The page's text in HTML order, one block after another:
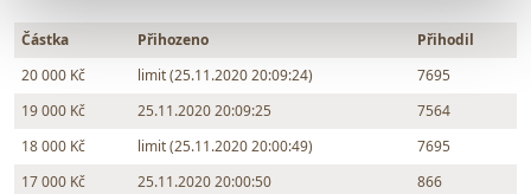
Částka Přihozeno
Přihodil
20 000 Kč
limit (25.11.2020 20:09:24)
7695
19 000 Kč
25.11.2020 20:09:25
7564
18 000 Kč
limit (25.11.2020 20:00:49)
7695
17 000 Kč
25.11.2020 20:00:50
866